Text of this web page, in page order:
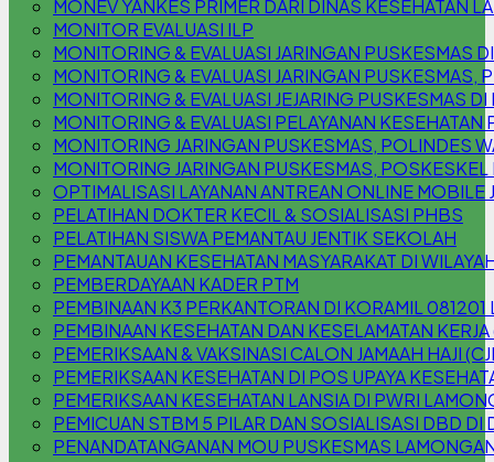
MONEV YANKES PRIMER DARI DINAS KESEHATAN
MONITOR EVALUASI ILP
MONITORING & EVALUASI JARINGAN PUSKESMAS
MONITORING & EVALUASI JARINGAN PUSKESMAS,
MONITORING & EVALUASI JEJARING PUSKESMAS
MONITORING & EVALUASI PELAYANAN KESEHATAN
MONITORING JARINGAN PUSKESMAS, POLINDES
MONITORING JARINGAN PUSKESMAS,
OPTIMALISASI LAYANAN ANTREAN ONLINE MOBILE
PELATIHAN DOKTER KECIL & SOSIALISASI PHBS
PELATIHAN SISWA PEMANTAU JENTIK SEKOLAH
PEMANTAUAN KESEHATAN MASYARAKAT DI
PEMBERDAYAAN KADER PTM
PEMBINAAN K3 PERKANTORAN DI KORAMIL 081201
PEMBINAAN KESEHATAN DAN KESELAMATAN
PEMERIKSAAN & VAKSINASI CALON JAMAAH HAJI
PEMERIKSAAN KESEHATAN DI POS UPAYA
PEMERIKSAAN KESEHATAN LANSIA DI PWRI
PEMICUAN STBM 5 PILAR DAN SOSIALISASI DBD DI
PENANDATANGANAN MOU PUSKESMAS